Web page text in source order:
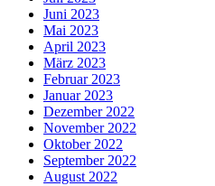
Juni 2023
Mai 2023
April 2023
März 2023
Februar 2023
Januar 2023
Dezember 2022
November 2022
Oktober 2022
September 2022
August 2022